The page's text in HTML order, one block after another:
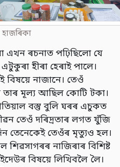
হাজৰিকা
এখন ৰচনাত পঢ়িছিলো যে
হীৰা হেৰাই পালে।
বিষয়ে নাজানে। তেওঁ
তাৰ মূল্য আছিল কোটি টকা।
বস্তু বুলি ঘৰৰ এচুকত
তেওঁ দৰিদ্ৰতাৰ লগত যুঁজি
তেনেকেই তেওঁৰ মৃত্যুও হল।
নাজিৰাৰ বিশিষ্ট
বিষয়ে লিখিবলৈ লৈ।